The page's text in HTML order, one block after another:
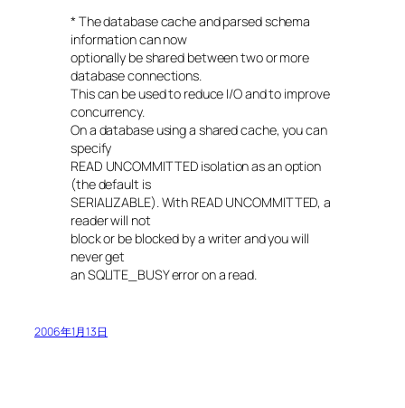
* The database cache and parsed schema
information can now
optionally be shared between two or more
database connections.
This can be used to reduce I/O and to improve
concurrency.
On a database using a shared cache, you can
specify
READ UNCOMMITTED isolation as an option
(the default is
SERIALIZABLE). With READ UNCOMMITTED, a
reader will not
block or be blocked by a writer and you will
never get
an SQLITE_BUSY error on a read.
2006年1月13日